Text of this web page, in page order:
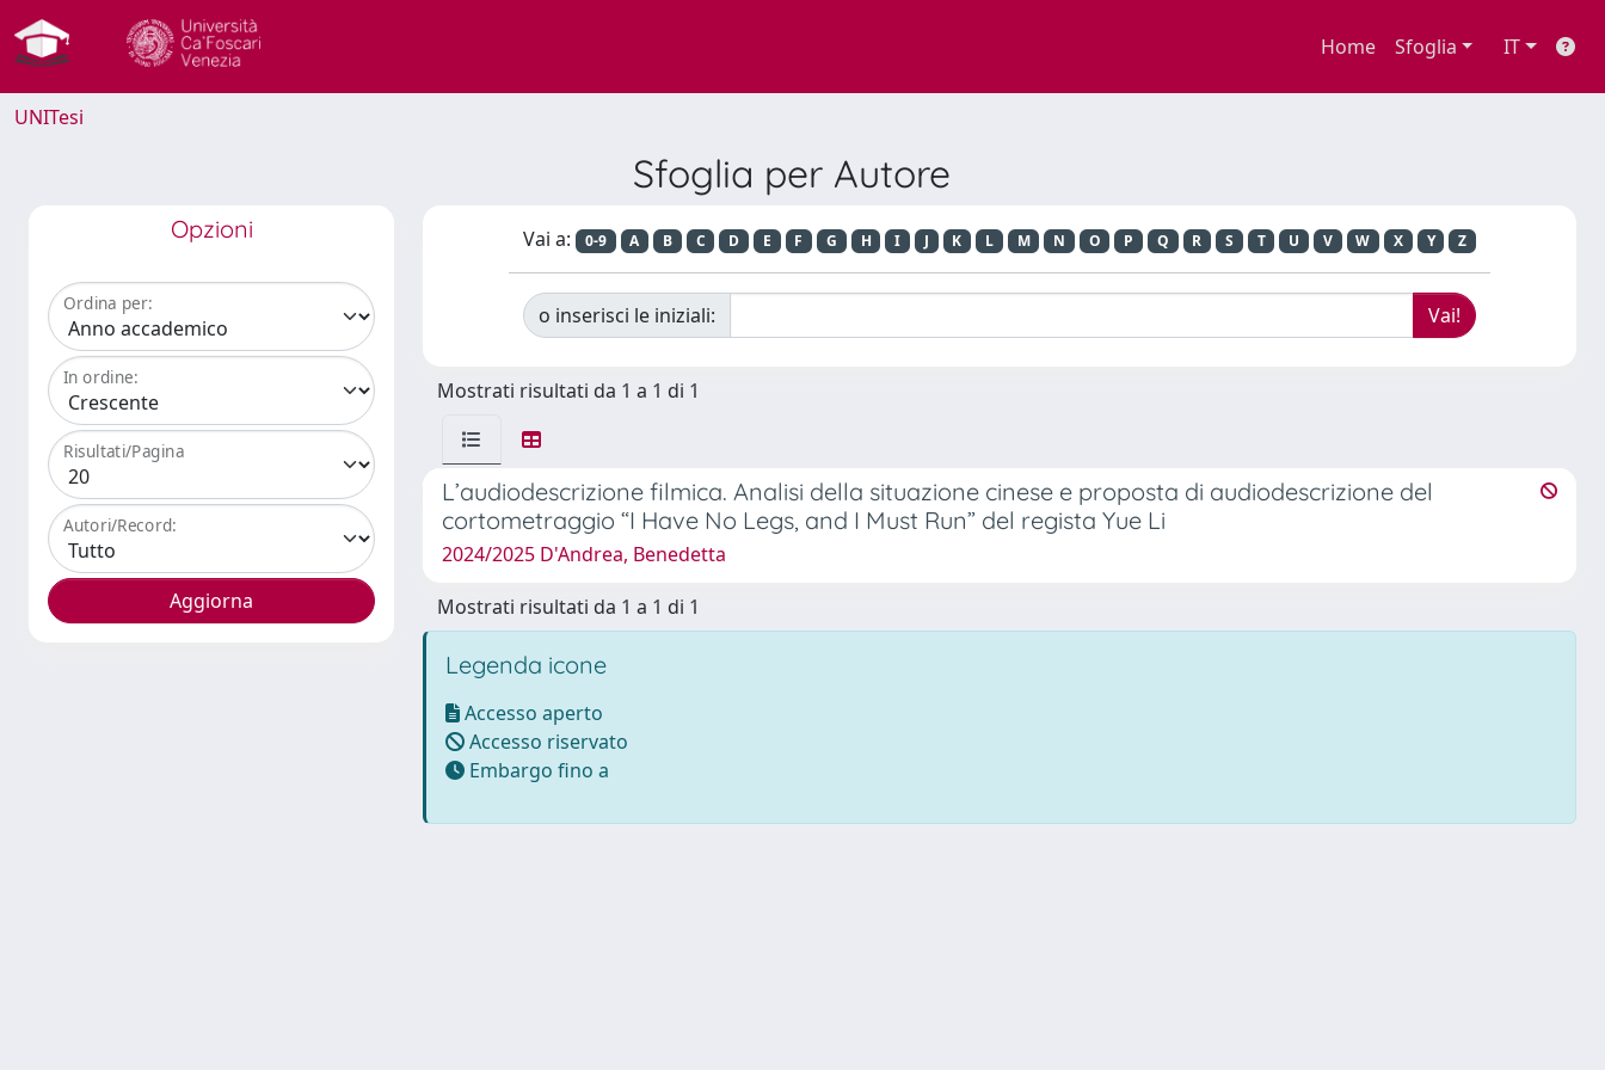
Home Sfoglia IT
UNITesi
Sfoglia per Autore
Opzioni
Ordina per:
In ordine:
Risultati/Pagina
Autori/Record:
Vai a: 0-9 A B C D E F G H I J K L M N O P Q R S T U V W X Y Z
o inserisci le iniziali:
Mostrati risultati da 1 a 1 di 1
L’audiodescrizione filmica. Analisi della situazione cinese e proposta di audiodescrizione del
cortometraggio “I Have No Legs, and I Must Run” del regista Yue Li
2024/2025 D'Andrea, Benedetta
Mostrati risultati da 1 a 1 di 1
Legenda icone
Accesso aperto
Accesso riservato
Embargo fino a